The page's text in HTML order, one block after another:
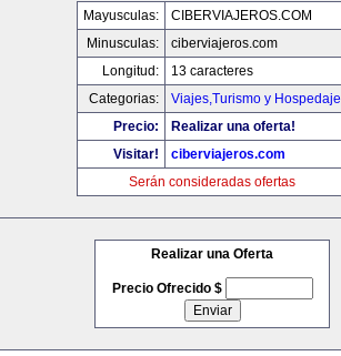
Mayusculas:
CIBERVIAJEROS.COM
Minusculas:
ciberviajeros.com
Longitud:
13 caracteres
Categorias:
Viajes,Turismo y Hospedaje
Precio:
Realizar una oferta!
Visitar!
ciberviajeros.com
Serán consideradas ofertas
Realizar una Oferta
Precio Ofrecido $